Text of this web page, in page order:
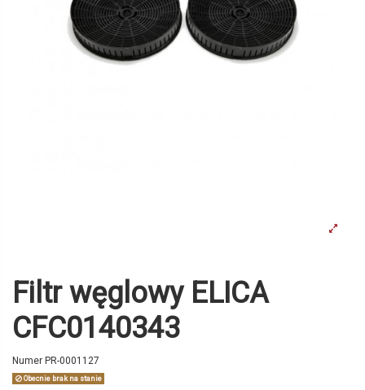
Filtr węglowy ELICA
CFC0140343
Numer PR-0001127
Obecnie brak na stanie